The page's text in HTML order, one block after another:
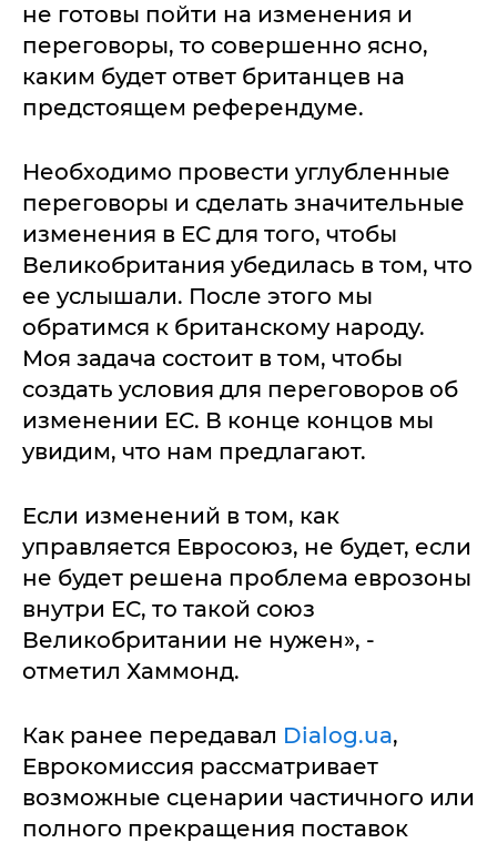
не готовы пойти на изменения и
переговоры, то совершенно ясно,
каким будет ответ британцев на
предстоящем референдуме.
Необходимо провести углубленные
переговоры и сделать значительные
изменения в ЕС для того, чтобы
Великобритания убедилась в том, что
ее услышали. После этого мы
обратимся к британскому народу.
Моя задача состоит в том, чтобы
создать условия для переговоров об
изменении ЕС. В конце концов мы
увидим, что нам предлагают.
Если изменений в том, как
управляется Евросоюз, не будет, если
не будет решена проблема еврозоны
внутри ЕС, то такой союз
Великобритании не нужен», -
отметил Хаммонд.
Как ранее передавал Dialog.ua,
Еврокомиссия рассматривает
возможные сценарии частичного или
полного прекращения поставок